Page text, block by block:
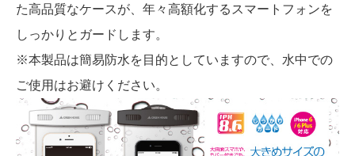
た高品質なケースが、年々高額化するスマートフォンを
しっかりとガードします。
※本製品は簡易防水を目的としていますので、水中での
ご使用はお避けください。